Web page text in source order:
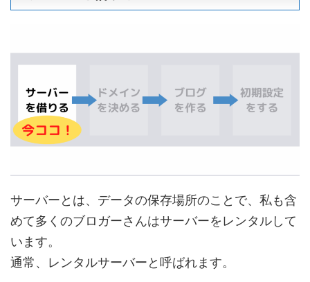
サーバーとは、データの保存場所のことで、私も含
めて多くのブロガーさんはサーバーをレンタルして
います。
通常、レンタルサーバーと呼ばれます。